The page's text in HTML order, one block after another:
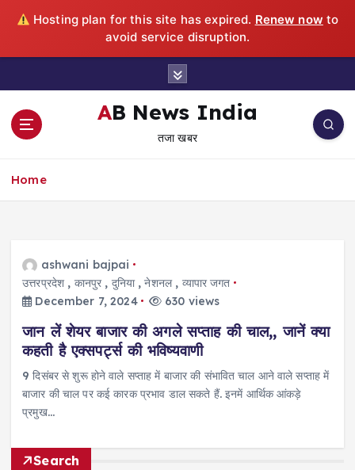
Hosting plan for this site has expired. Renew now to
avoid service disruption.
AB News India
तजा खबर
Home
ashwani bajpai
उत्तरप्रदेश , कानपुर , दुनिया,नेशनल, व्यापार जगत
December 7, 2024
630 views
जान लें शेयर बाजार की अगले सप्ताह की चाल,, जानें क्या
कहती है एक्सपर्ट्स की भविष्यवाणी
9 दिसंबर से शुरू होने वाले सप्ताह में बाजार की संभावित चाल आने वाले सप्ताह में
बाजार की चाल पर कई कारक प्रभाव डाल सकते हैं. इनमें आर्थिक आंकड़े
प्रमुख…
Search